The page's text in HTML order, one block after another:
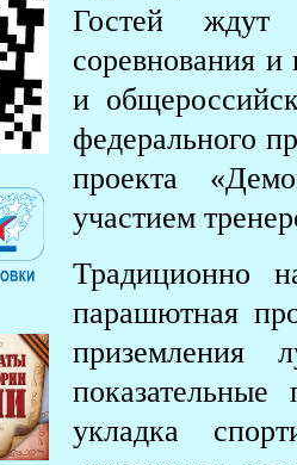
Гостей ждут
соревнования и
и
федерального
проекта
участием
Традиционно
парашютная
приземления
укладка